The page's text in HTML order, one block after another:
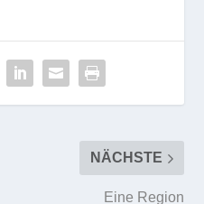
NÄCHSTE
Eine Region